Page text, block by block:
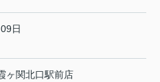
日
関北口駅前店